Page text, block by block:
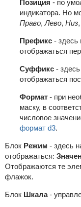
Позиция - по
индикатора. Но
Право, Лево, Низ,
Префикс - здесь
отображаться
Суффикс -
отображаться
Формат - при
маску, в
числовое
формат d3.
Блок Режим - здесь
отображаться:
Отображаются те
флажок.
Блок Шкала-